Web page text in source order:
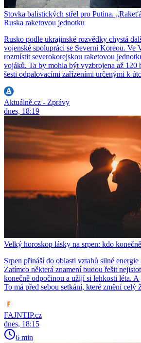
Stovka balistických střel pro Putina.
Ruska raketovou jednotku
Rusko podle ukrajinské rozvědky chystá
vojenské spolupráci se Severní Koreou. Ve
rozmístit severokorejskou raketovou
vojáků. Ta by mohla být vyzbrojena až 120
šesti odpalovacími zařízeními určenými k
Aktuálně.cz - Zprávy
dnes, 18:19
Velký horoskop lásky na srpen: kdo
Srpen přináší do oblasti vztahů silné energie
Zatímco některá znamení budou řešit
konečně odpočinou a užijí si lehkosti léta. A
To má před sebou setkání, které změní celý
FAJNTIP.cz
dnes, 18:15
6 min